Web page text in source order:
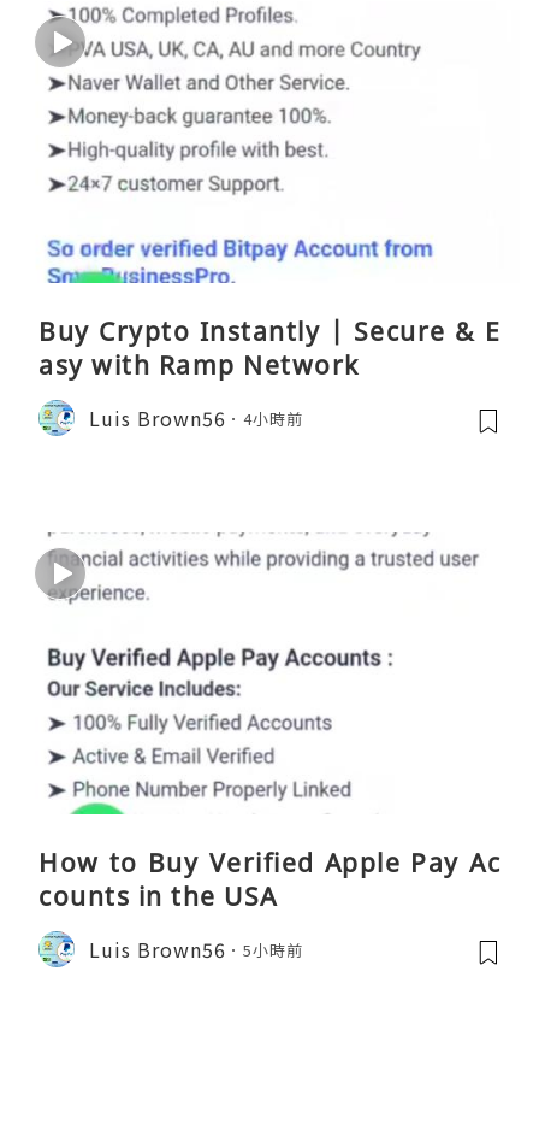
Buy Crypto Instantly | Secure & E
asy with Ramp Network
Luis Brown56 4小時前
How to Buy Verified Apple Pay Ac
counts in the USA
Luis Brown56 5小時前